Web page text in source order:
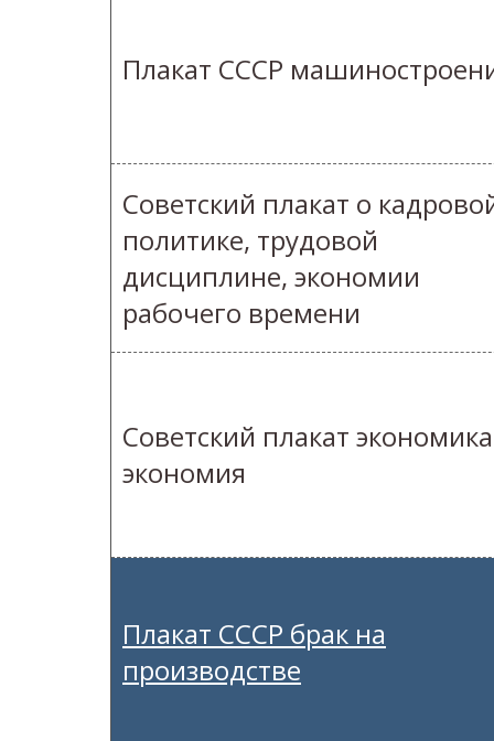
Плакат СССР
Советский плакат о
политике, трудовой
дисциплине, экономии
рабочего времени
Советский плакат
экономия
Плакат СССР брак на
производстве